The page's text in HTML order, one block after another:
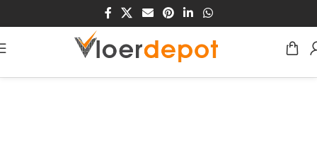
Traprenovatie MDF/HDF Traprenovaties